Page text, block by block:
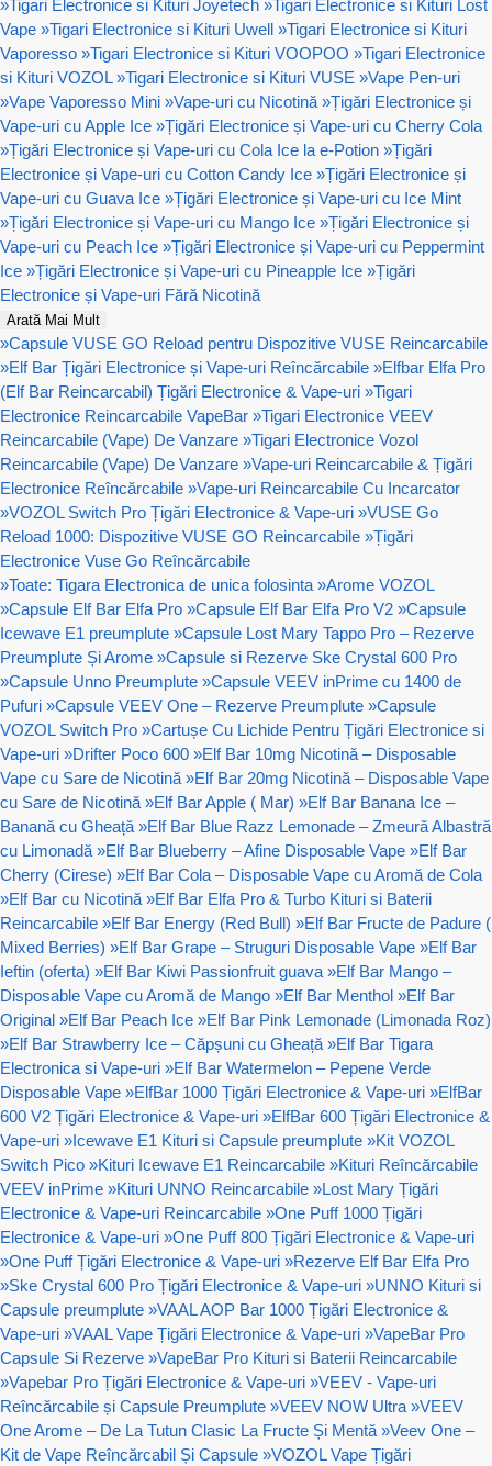
»Tigari Electronice si Kituri Joyetech »Tigari Electronice si Kituri Lost
Vape »Tigari Electronice si Kituri Uwell »Tigari Electronice si Kituri
Vaporesso »Tigari Electronice si Kituri VOOPOO »Tigari Electronice
si Kituri VOZOL »Tigari Electronice si Kituri VUSE »Vape Pen-uri
»Vape Vaporesso Mini »Vape-uri cu Nicotină »Țigări Electronice și
Vape-uri cu Apple Ice »Țigări Electronice și Vape-uri cu Cherry Cola
»Țigări Electronice și Vape-uri cu Cola Ice la e-Potion »Țigări
Electronice și Vape-uri cu Cotton Candy Ice »Țigări Electronice și
Vape-uri cu Guava Ice »Țigări Electronice și Vape-uri cu Ice Mint
»Țigări Electronice și Vape-uri cu Mango Ice »Țigări Electronice și
Vape-uri cu Peach Ice »Țigări Electronice și Vape-uri cu Peppermint
Ice »Țigări Electronice și Vape-uri cu Pineapple Ice »Țigări
Electronice și Vape-uri Fără Nicotină
Arată Mai Mult
»Capsule VUSE GO Reload pentru Dispozitive VUSE Reincarcabile
»Elf Bar Țigări Electronice și Vape-uri Reîncărcabile »Elfbar Elfa Pro
(Elf Bar Reincarcabil) Țigări Electronice & Vape-uri »Tigari
Electronice Reincarcabile VapeBar »Tigari Electronice VEEV
Reincarcabile (Vape) De Vanzare »Tigari Electronice Vozol
Reincarcabile (Vape) De Vanzare »Vape-uri Reincarcabile & Țigări
Electronice Reîncărcabile »Vape-uri Reincarcabile Cu Incarcator
»VOZOL Switch Pro Țigări Electronice & Vape-uri »VUSE Go
Reload 1000: Dispozitive VUSE GO Reincarcabile »Țigări
Electronice Vuse Go Reîncărcabile
»Toate: Tigara Electronica de unica folosinta »Arome VOZOL
»Capsule Elf Bar Elfa Pro »Capsule Elf Bar Elfa Pro V2 »Capsule
Icewave E1 preumplute »Capsule Lost Mary Tappo Pro – Rezerve
Preumplute Și Arome »Capsule si Rezerve Ske Crystal 600 Pro
»Capsule Unno Preumplute »Capsule VEEV inPrime cu 1400 de
Pufuri »Capsule VEEV One – Rezerve Preumplute »Capsule
VOZOL Switch Pro »Cartușe Cu Lichide Pentru Țigări Electronice si
Vape-uri »Drifter Poco 600 »Elf Bar 10mg Nicotină – Disposable
Vape cu Sare de Nicotină »Elf Bar 20mg Nicotină – Disposable Vape
cu Sare de Nicotină »Elf Bar Apple ( Mar) »Elf Bar Banana Ice –
Banană cu Gheață »Elf Bar Blue Razz Lemonade – Zmeură Albastră
cu Limonadă »Elf Bar Blueberry – Afine Disposable Vape »Elf Bar
Cherry (Cirese) »Elf Bar Cola – Disposable Vape cu Aromă de Cola
»Elf Bar cu Nicotină »Elf Bar Elfa Pro & Turbo Kituri si Baterii
Reincarcabile »Elf Bar Energy (Red Bull) »Elf Bar Fructe de Padure (
Mixed Berries) »Elf Bar Grape – Struguri Disposable Vape »Elf Bar
Ieftin (oferta) »Elf Bar Kiwi Passionfruit guava »Elf Bar Mango –
Disposable Vape cu Aromă de Mango »Elf Bar Menthol »Elf Bar
Original »Elf Bar Peach Ice »Elf Bar Pink Lemonade (Limonada Roz)
»Elf Bar Strawberry Ice – Căpșuni cu Gheață »Elf Bar Tigara
Electronica si Vape-uri »Elf Bar Watermelon – Pepene Verde
Disposable Vape »ElfBar 1000 Țigări Electronice & Vape-uri »ElfBar
600 V2 Țigări Electronice & Vape-uri »ElfBar 600 Țigări Electronice &
Vape-uri »Icewave E1 Kituri si Capsule preumplute »Kit VOZOL
Switch Pico »Kituri Icewave E1 Reincarcabile »Kituri Reîncărcabile
VEEV inPrime »Kituri UNNO Reincarcabile »Lost Mary Țigări
Electronice & Vape-uri Reincarcabile »One Puff 1000 Țigări
Electronice & Vape-uri »One Puff 800 Țigări Electronice & Vape-uri
»One Puff Țigări Electronice & Vape-uri »Rezerve Elf Bar Elfa Pro
»Ske Crystal 600 Pro Țigări Electronice & Vape-uri »UNNO Kituri si
Capsule preumplute »VAAL AOP Bar 1000 Țigări Electronice &
Vape-uri »VAAL Vape Țigări Electronice & Vape-uri »VapeBar Pro
Capsule Si Rezerve »VapeBar Pro Kituri si Baterii Reincarcabile
»Vapebar Pro Țigări Electronice & Vape-uri »VEEV - Vape-uri
Reîncărcabile și Capsule Preumplute »VEEV NOW Ultra »VEEV
One Arome – De La Tutun Clasic La Fructe Și Mentă »Veev One –
Kit de Vape Reîncărcabil Și Capsule »VOZOL Vape Țigări